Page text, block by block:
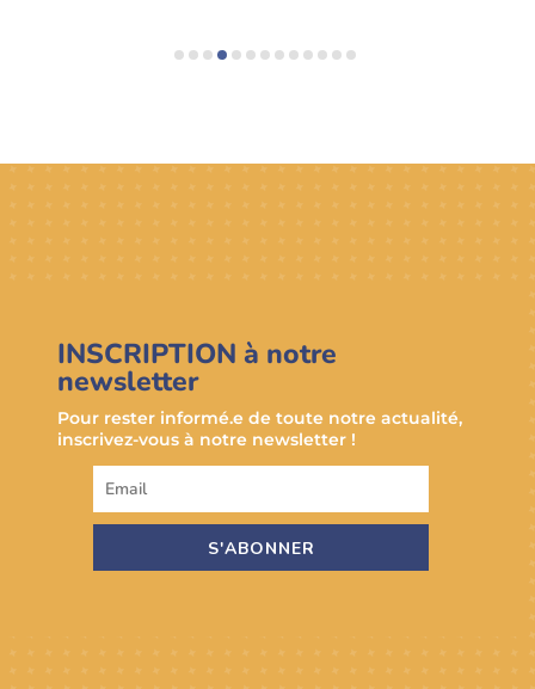
INSCRIPTION à notre
newsletter
Pour rester informé.e de toute notre actualité,
inscrivez-vous à notre newsletter !
S'ABONNER